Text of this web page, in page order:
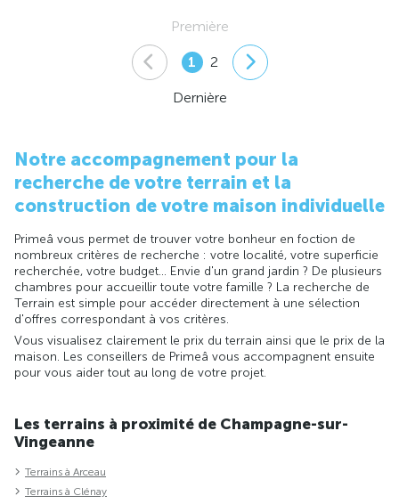
Première
1 2
Dernière
Notre accompagnement pour la
recherche de votre terrain et la
construction de votre maison individuelle
Primeâ vous permet de trouver votre bonheur en foction de
nombreux critères de recherche : votre localité, votre superficie
recherchée, votre budget... Envie d'un grand jardin ? De plusieurs
chambres pour accueillir toute votre famille ? La recherche de
Terrain est simple pour accéder directement à une sélection
d'offres correspondant à vos critères.
Vous visualisez clairement le prix du terrain ainsi que le prix de la
maison. Les conseillers de Primeâ vous accompagnent ensuite
pour vous aider tout au long de votre projet.
Les terrains à proximité de Champagne-sur-
Vingeanne
Terrains à Arceau
Terrains à Clénay